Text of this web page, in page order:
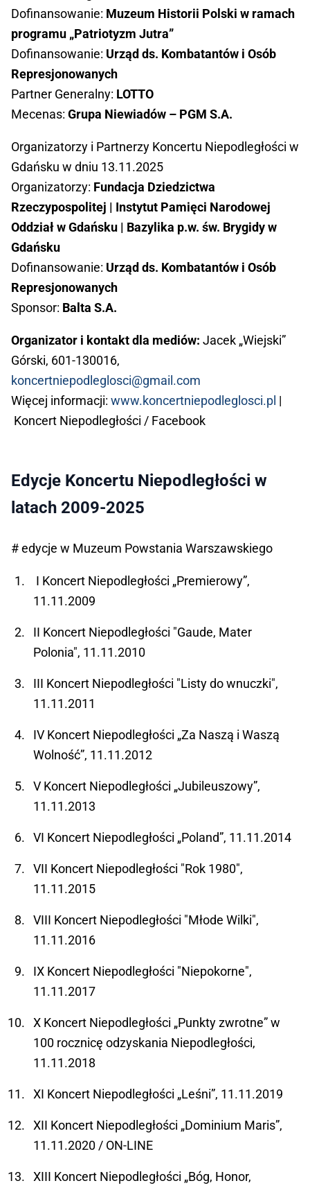
Dofinansowanie: Muzeum Historii Polski w ramach
programu „Patriotyzm Jutra”
Dofinansowanie: Urząd ds. Kombatantów i Osób
Represjonowanych
Partner Generalny: LOTTO
Mecenas: Grupa Niewiadów – PGM S.A.
Organizatorzy i Partnerzy Koncertu Niepodległości w
Gdańsku w dniu 13.11.2025
Organizatorzy: Fundacja Dziedzictwa
Rzeczypospolitej | Instytut Pamięci Narodowej
Oddział w Gdańsku | Bazylika p.w. św. Brygidy w
Gdańsku
Dofinansowanie: Urząd ds. Kombatantów i Osób
Represjonowanych
Sponsor: Balta S.A.
Organizator i kontakt dla mediów: Jacek „Wiejski”
Górski, 601-130016,
koncertniepodleglosci@gmail.com
Więcej informacji: www.koncertniepodleglosci.pl |
Koncert Niepodległości / Facebook
Edycje Koncertu Niepodległości w
latach 2009-2025
# edycje w Muzeum Powstania Warszawskiego
I Koncert Niepodległości „Premierowy”,
11.11.2009
II Koncert Niepodległości "Gaude, Mater
Polonia", 11.11.2010
III Koncert Niepodległości "Listy do wnuczki",
11.11.2011
IV Koncert Niepodległości „Za Naszą i Waszą
Wolność”, 11.11.2012
V Koncert Niepodległości „Jubileuszowy”,
11.11.2013
VI Koncert Niepodległości „Poland”, 11.11.2014
VII Koncert Niepodległości "Rok 1980",
11.11.2015
VIII Koncert Niepodległości "Młode Wilki",
11.11.2016
IX Koncert Niepodległości "Niepokorne",
11.11.2017
X Koncert Niepodległości „Punkty zwrotne” w
100 rocznicę odzyskania Niepodległości,
11.11.2018
XI Koncert Niepodległości „Leśni”, 11.11.2019
XII Koncert Niepodległości „Dominium Maris”,
11.11.2020 / ON-LINE
XIII Koncert Niepodległości „Bóg, Honor,